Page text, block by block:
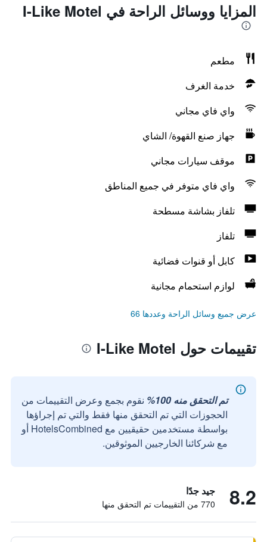
المزايا ووسائل الراحة في I-Like Motel
مطعم
خدمة الغرف
واي فاي مجاني
جهاز صنع القهوة/ الشاي
موقف سيارات مجاني
واي فاي متوفر في جميع المناطق
تلفاز بشاشة مسطحة
تلفاز
كابل أو قنوات فضائية
لوازم استحمام مجانية
عرض جميع وسائل الراحة وعددها 66
تقييمات حول I-Like Motel
تم التحقق منه 100%
نقوم بجمع وعرض التقييمات من
الحجوزات التي تم التحقق منها فقط والتي تم إجراؤها
بواسطة مستخدمين حقيقيين مع HotelsCombined أو
مع شركائنا الخارجيين الموثوقين.
8.2 جيد جدًا
770 من التقييمات تم التحقق منها